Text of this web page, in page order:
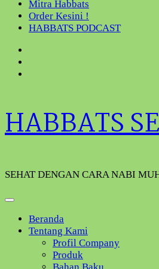
Mitra Habbats
Order Kesini !
HABBATS PODCAST
HABBATS
SEHAT DENGAN CARA NABI
Beranda
Tentang Kami
Profil Company
Produk